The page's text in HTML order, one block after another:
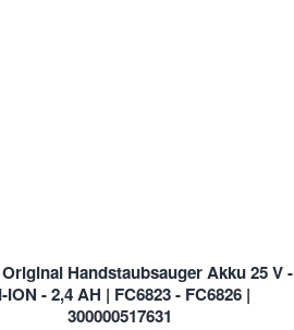
Handstaubsauger Akku 25 V -
ION - 2,4 AH | FC6823 - FC6826 |
300000517631